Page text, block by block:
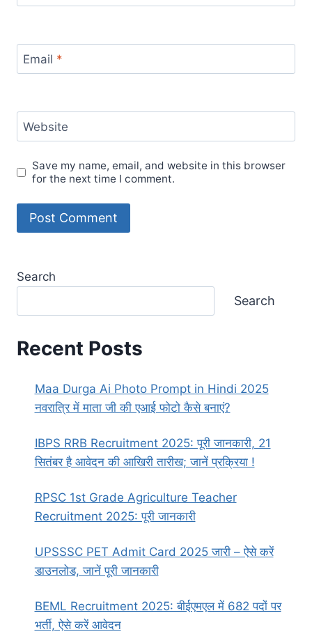
Email *
Website
Save my name, email, and website in this browser
for the next time I comment.
Search
Search
Recent Posts
Maa Durga Ai Photo Prompt in Hindi 2025
नवरात्रि में माता जी की एआई फोटो कैसे बनाएं?
IBPS RRB Recruitment 2025: पूरी जानकारी, 21
सितंबर है आवेदन की आखिरी तारीख; जानें प्रक्रिया !
RPSC 1st Grade Agriculture Teacher
Recruitment 2025: पूरी जानकारी
UPSSSC PET Admit Card 2025 जारी – ऐसे करें
डाउनलोड, जानें पूरी जानकारी
BEML Recruitment 2025: बीईएमएल में 682 पदों पर
भर्ती, ऐसे करें आवेदन